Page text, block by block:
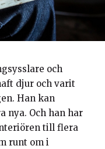
och
djur och varit
Han kan
nya. Och han har
till flera
runt om i